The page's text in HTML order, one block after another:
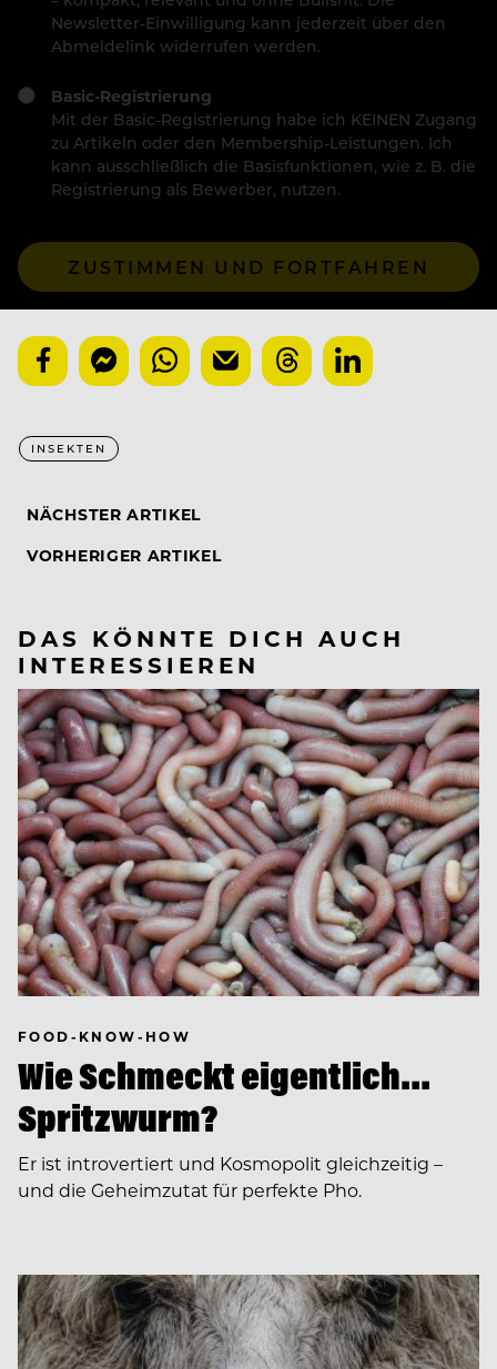
Newsletter-Einwilligung kann jederzeit über den
Abmeldelink widerrufen werden.
Basic-Registrierung
Mit der Basic-Registrierung habe ich KEINEN Zugang
zu Artikeln oder den Membership-Leistungen. Ich
kann ausschließlich die Basisfunktionen, wie z. B. die
Registrierung als Bewerber, nutzen.
ZUSTIMMEN UND FORTFAHREN
INSEKTEN
NÄCHSTER ARTIKEL
VORHERIGER ARTIKEL
DAS KÖNNTE DICH AUCH
INTERESSIEREN
FOOD-KNOW-HOW
Wie Schmeckt eigentlich…
Spritzwurm?
Er ist introvertiert und Kosmopolit gleichzeitig –
und die Geheimzutat für perfekte Pho.